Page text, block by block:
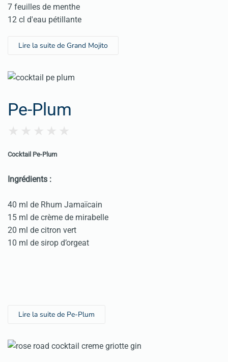
7 feuilles de menthe
12 cl d'eau pétillante
Lire la suite de Grand Mojito
Pe-Plum
Cocktail Pe-Plum
Ingrédients :
40 ml de Rhum Jamaïcain
15 ml de crème de mirabelle
20 ml de citron vert
10 ml de sirop d’orgeat
Lire la suite de Pe-Plum